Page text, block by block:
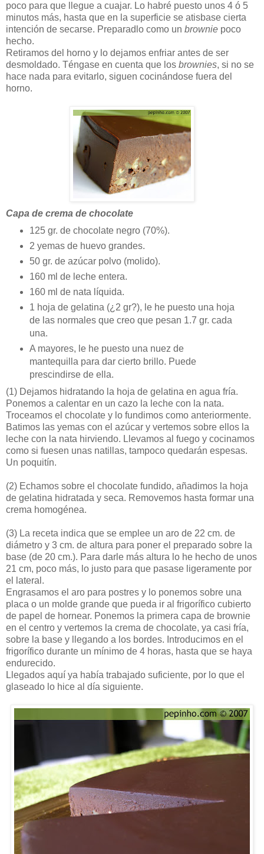
poco para que llegue a cuajar. Lo habré puesto unos 4 ó 5
minutos más, hasta que en la superficie se atisbase cierta
intención de secarse. Preparadlo como un brownie poco
hecho.
Retiramos del horno y lo dejamos enfriar antes de ser
desmoldado. Téngase en cuenta que los brownies, si no se
hace nada para evitarlo, siguen cocinándose fuera del
horno.
Capa de crema de chocolate
125 gr. de chocolate negro (70%).
2 yemas de huevo grandes.
50 gr. de azúcar polvo (molido).
160 ml de leche entera.
160 ml de nata líquida.
1 hoja de gelatina (¿2 gr?), le he puesto una hoja
de las normales que creo que pesan 1.7 gr. cada
una.
A mayores, le he puesto una nuez de
mantequilla para dar cierto brillo. Puede
prescindirse de ella.
(1) Dejamos hidratando la hoja de gelatina en agua fría.
Ponemos a calentar en un cazo la leche con la nata.
Troceamos el chocolate y lo fundimos como anteriormente.
Batimos las yemas con el azúcar y vertemos sobre ellos la
leche con la nata hirviendo. Llevamos al fuego y cocinamos
como si fuesen unas natillas, tampoco quedarán espesas.
Un poquitín.
(2) Echamos sobre el chocolate fundido, añadimos la hoja
de gelatina hidratada y seca. Removemos hasta formar una
crema homogénea.
(3) La receta indica que se emplee un aro de 22 cm. de
diámetro y 3 cm. de altura para poner el preparado sobre la
base (de 20 cm.). Para darle más altura lo he hecho de unos
21 cm, poco más, lo justo para que pasase ligeramente por
el lateral.
Engrasamos el aro para postres y lo ponemos sobre una
placa o un molde grande que pueda ir al frigorífico cubierto
de papel de hornear. Ponemos la primera capa de brownie
en el centro y vertemos la crema de chocolate, ya casi fría,
sobre la base y llegando a los bordes. Introducimos en el
frigorífico durante un mínimo de 4 horas, hasta que se haya
endurecido.
Llegados aquí ya había trabajado suficiente, por lo que el
glaseado lo hice al día siguiente.